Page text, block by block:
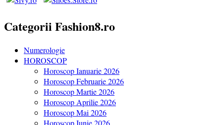
Categorii Fashion8.ro
Numerologie
HOROSCOP
Horoscop Ianuarie 2026
Horoscop Februarie 2026
Horoscop Martie 2026
Horoscop Aprilie 2026
Horoscop Mai 2026
Horoscop Iunie 2026